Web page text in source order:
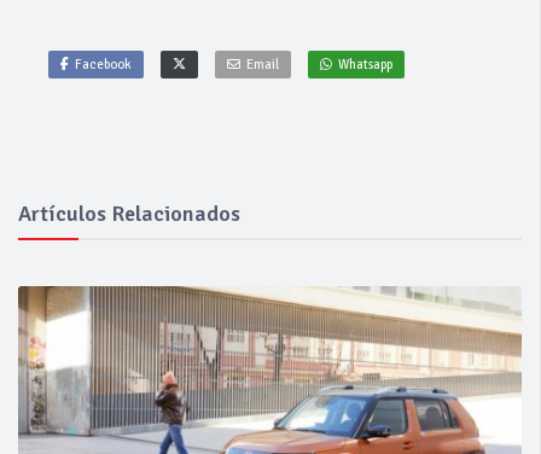
Facebook Email Whatsapp
Artículos Relacionados